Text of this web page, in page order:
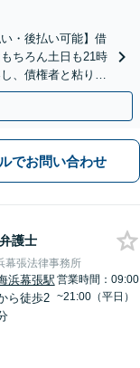
・後払い可能】借
ちろん土日も21時
、債権者と粘り強
でお問い合わせ
弁護士
幕張法律事務所
浜幕張駅
ら徒歩2
営業時間：09:00
~21:00（平日）